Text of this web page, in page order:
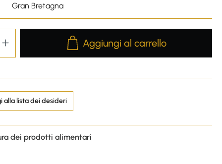
Gran Bretagna
Product Quantity: Enter the desired
Aggiungi al carrello
alla lista dei desideri
dei prodotti alimentari